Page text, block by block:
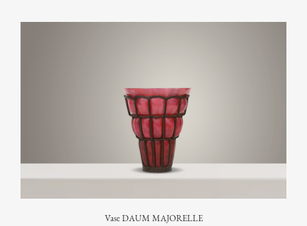
Vase DAUM MAJORELLE